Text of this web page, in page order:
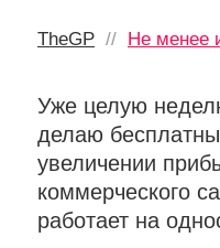
TheGP // Не менее
Уже целую
делаю
увеличении
коммерческого
работает на